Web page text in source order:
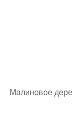
Малиновое